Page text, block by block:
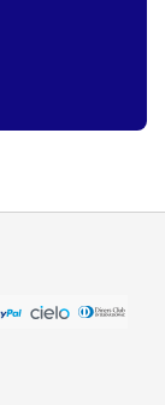
essencial à
com